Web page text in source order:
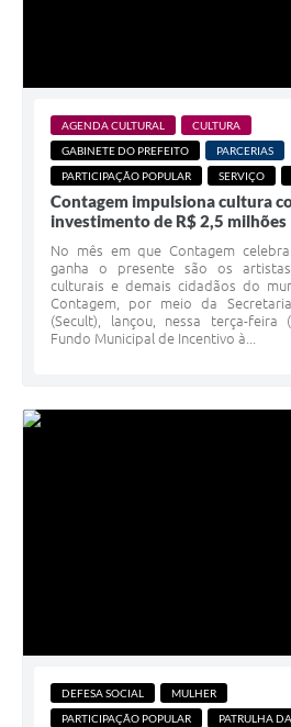
AGENDA CULTURAL
CULTURA
GABINETE DO PREFEITO
PARCERIAS
PARTICIPAÇÃO POPULAR
SERVIÇO
Contagem impulsiona cultura
investimento de R$ 2,5 milhões
No mês em que Contagem
ganha o presente são os
culturais e demais cidadãos do
Contagem, por meio da
(Secult), lançou, nessa terça-
Fundo Municipal de Incentivo à...
DEFESA SOCIAL
MULHER
PARTICIPAÇÃO POPULAR
PATRULHA